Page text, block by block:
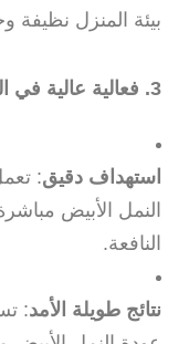
بيئة المنزل نظيفة
3. فعالية عالية في القضاء على النمل الأبيض
استهداف دقيق:
النمل الأبيض
النافعة.
نتائج طويلة الأمد: